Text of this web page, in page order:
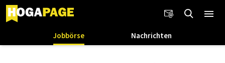
Jobbörse Nachrichten